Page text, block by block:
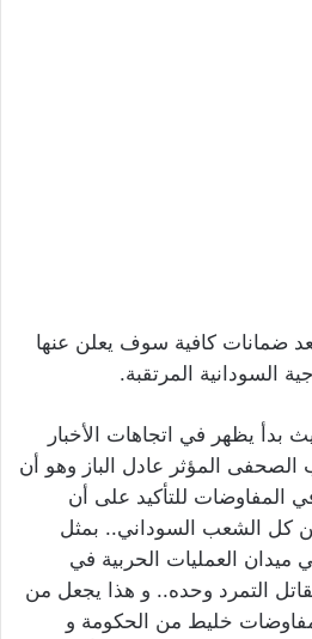
بعد ضمانات كافية سوف يعلن عنها
السودانية المرتقبة.
بدأ يظهر في اتجاهات الأخبار
الصحفى المؤثر عادل الباز وهو أن
المفاوضات للتأكيد على أن
كل الشعب السوداني.. بمثل
ميدان العمليات الحربية في
التمرد وحده.. و هذا يجعل من
خليط من الحكومة و